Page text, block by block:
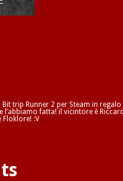
trip Runner 2 per Steam in regalo
fatta! il vicintore è
:V